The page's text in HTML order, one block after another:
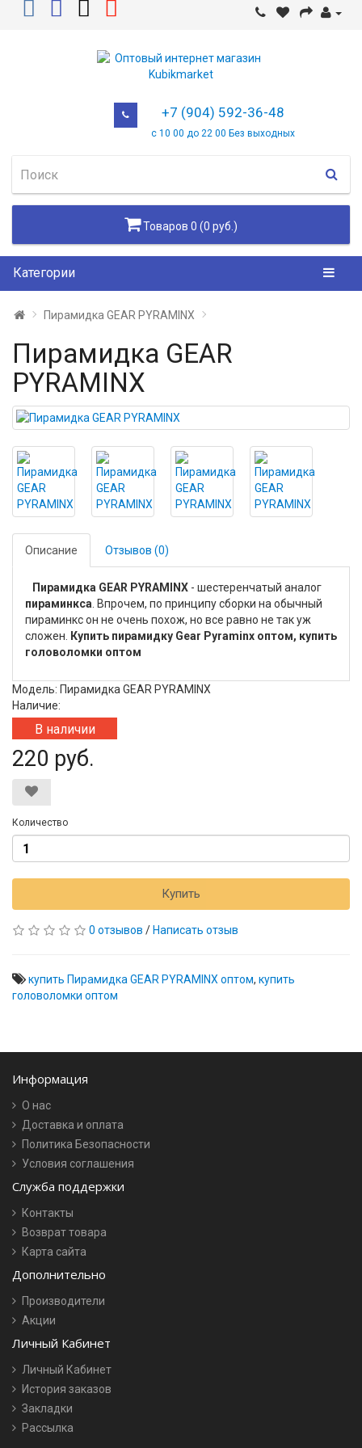
+7 (904) 592-36-48
с 10 00 до 22 00 Без выходных
Товаров 0 (0 руб.)
Категории
Пирамидка GEAR PYRAMINX
Пирамидка GEAR
PYRAMINX
Описание Отзывов (0)
Пирамидка GEAR PYRAMINX - шестеренчатый аналог
пираминкса . Впрочем, по принципу сборки на обычный
пираминкс он не очень похож, но все равно не так уж
сложен.
Купить пирамидку Gear Pyraminx оптом, купить
головоломки оптом
Модель: Пирамидка GEAR PYRAMINX
Наличие:
В наличии
220 руб.
Количество
Купить
0 отзывов / Написать отзыв
купить Пирамидка GEAR PYRAMINX оптом, купить
головоломки оптом
Информация
О нас
Доставка и оплата
Политика Безопасности
Условия соглашения
Служба поддержки
Контакты
Возврат товара
Карта сайта
Дополнительно
Производители
Акции
Личный Кабинет
Личный Кабинет
История заказов
Закладки
Рассылка